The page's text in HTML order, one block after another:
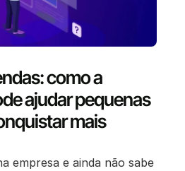
como a
ajudar pequenas
mais
empresa e ainda não sabe